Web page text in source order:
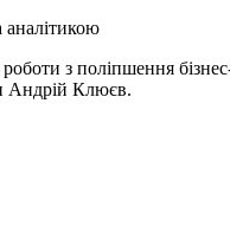
з поліпшення
Андрій Клюєв.